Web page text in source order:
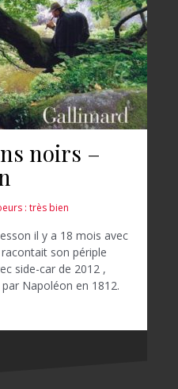
noirs –
: très bien
il y a 18 mois avec
son périple
side-car de 2012 ,
Napoléon en 1812.